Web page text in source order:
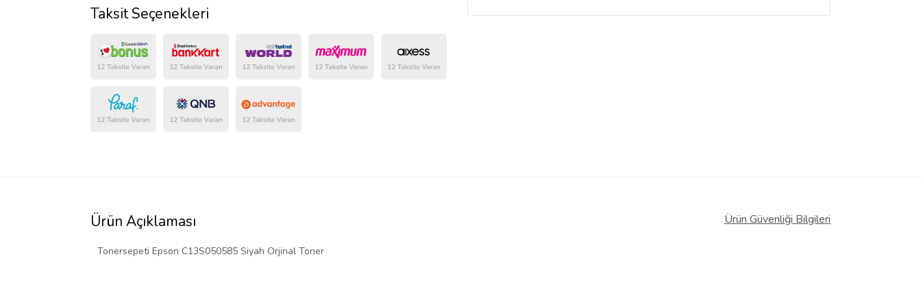
Bu SatıcınınTüm Ürünlerini Görüntüle
Taksit Seçenekleri
Ürün Açıklaması Ürün Güvenliği Bilgileri
Tonersepeti Epson C13S050585 Siyah Orjinal Toner